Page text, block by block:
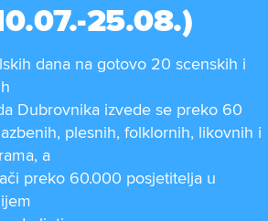
25.08.)
dana na gotovo 20 scenskih i
Dubrovnika izvede se preko 60
plesnih, folklornih, likovnih i
a
preko 60.000 posjetitelja u